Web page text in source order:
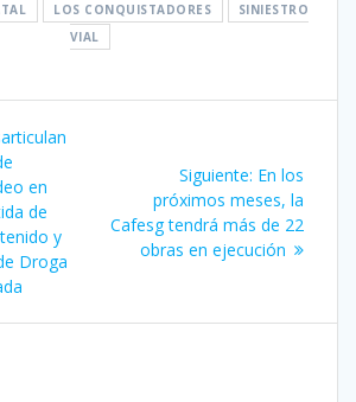
LOS CONQUISTADORES
SINIESTRO
VIAL
en
de
y
Droga
Siguiente: Siguiente
entrada:
En los
próximos meses, la
Cafesg tendrá más de 22
obras en ejecución